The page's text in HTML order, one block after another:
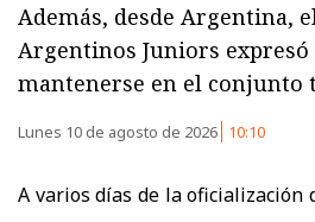
Además, desde Argentina,
Argentinos Juniors
mantenerse en el conjunto
Lunes 10 de agosto de 2026 10:10
A varios días de la oficialización